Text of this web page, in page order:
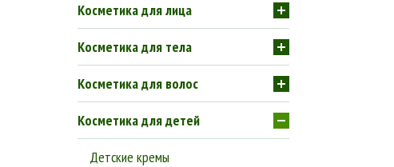
Косметика для лица
Косметика для тела
Косметика для волос
Косметика для детей
Детские кремы